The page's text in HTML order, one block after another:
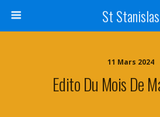
St Stanislas
11 Mars 2024
Edito Du Mois De